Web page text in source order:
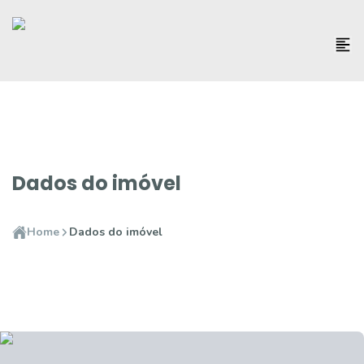
Dados do imóvel
Home Dados do imóvel